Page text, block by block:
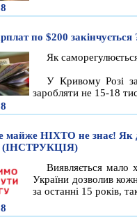
по $200 закінчується
Як
У Кривому Розі
заробляти не 15-18
майже НІХТО не знає! Як
(ІНСТРУКЦІЯ)
Виявляється мало
України дозволив
за останні 15 років,